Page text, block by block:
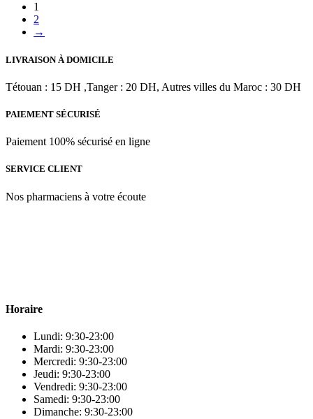
pH
4.5
|
ml
1
2
→
LIVRAISON À DOMICILE
Tétouan : 15 DH ,Tanger : 20 DH, Autres villes du Maroc : 30 DH
PAIEMENT SÉCURISÉ
Paiement 100% sécurisé en ligne
SERVICE CLIENT
Nos pharmaciens à votre écoute
Horaire
Lundi: 9:30-23:00
Mardi: 9:30-23:00
Mercredi: 9:30-23:00
Jeudi: 9:30-23:00
Vendredi: 9:30-23:00
Samedi: 9:30-23:00
Dimanche: 9:30-23:00